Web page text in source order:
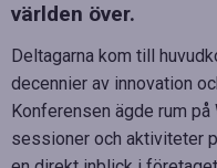
världen över.
Deltagarna kom till
decennier av innovation
Konferensen ägde rum
sessioner och aktiviteter